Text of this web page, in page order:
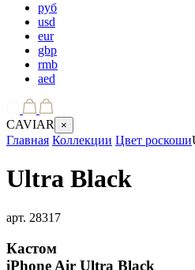
руб
usd
eur
gbp
rmb
aed
CAVIAR ×
Главная Коллекции Цвет роскоши
Ultra Black
арт. 28317
Кастом
iPhone Air Ultra Black